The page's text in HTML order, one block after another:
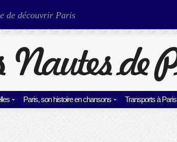
de découvrir Paris
Paris, son histoire en chansons Transports à Paris